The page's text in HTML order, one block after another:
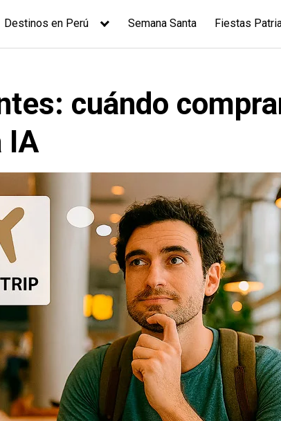
Destinos en Perú Semana Santa Fiestas
cuándo
IA